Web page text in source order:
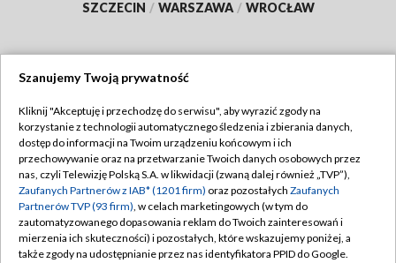
SZCZECIN / WARSZAWA / WROCŁAW
TVP
Abonament TVP
Emisja w TVP
Centrum informacji TVP
Naziemna Telewizja Cyfrowa
Regulamin TVP
Polityka prywatności
Moje zgody
Pomoc
Szanujemy Twoją prywatność
Kliknij "Akceptuję i przechodzę do serwisu", aby wyrazić zgody na
korzystanie z technologii automatycznego śledzenia i zbierania danych,
dostęp do informacji na Twoim urządzeniu końcowym i ich
przechowywanie oraz na przetwarzanie Twoich danych osobowych przez
nas, czyli Telewizję Polską S.A. w likwidacji (zwaną dalej również „TVP”),
Zaufanych Partnerów z IAB* (1201 firm) oraz pozostałych Zaufanych
Partnerów TVP (93 firm), w celach marketingowych (w tym do
zautomatyzowanego dopasowania reklam do Twoich zainteresowań i
mierzenia ich skuteczności) i pozostałych, które wskazujemy poniżej, a
także zgody na udostępnianie przez nas identyfikatora PPID do Google.